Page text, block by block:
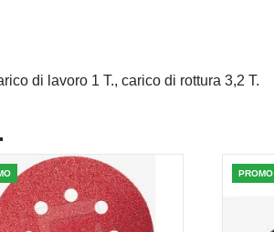
di lavoro 1 T., carico di rottura 3,2 T.
PROMO